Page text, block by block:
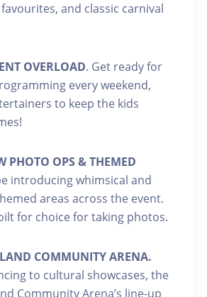
and classic carnival
OVERLOAD. Get ready for
every weekend,
to keep the kids
PHOTO OPS & THEMED
introducing whimsical and
areas across the event.
for choice for taking photos.
COMMUNITY ARENA.
to cultural showcases, the
Community Arena’s line-up